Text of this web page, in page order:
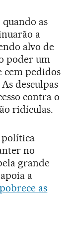
as
a
alvo de
poder um
cem pedidos
desculpas
contra o
ridículas.
política
no
grande
a
as